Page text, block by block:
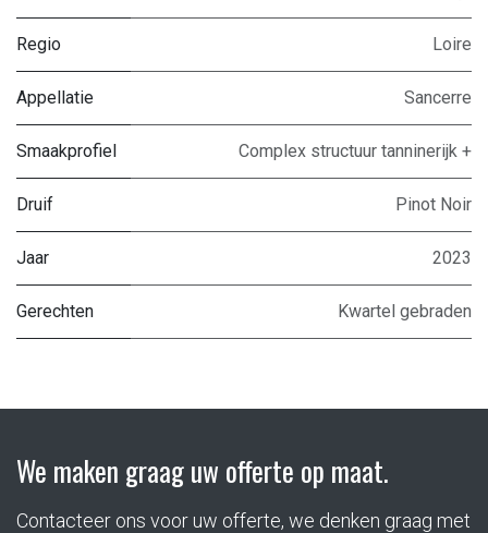
Regio Loire
Appellatie Sancerre
Smaakprofiel Complex structuur tanninerijk +
Druif Pinot Noir
Jaar 2023
Gerechten Kwartel gebraden
We maken graag uw offerte op maat.
Contacteer ons voor uw offerte, we denken graag met